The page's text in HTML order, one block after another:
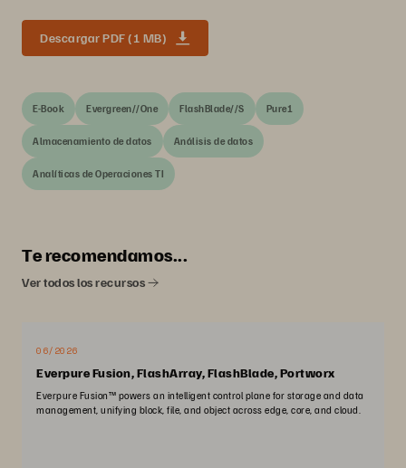
Descargar PDF (1 MB)
E-Book Evergreen//One FlashBlade//S Pure1
Almacenamiento de datos Análisis de datos
Analíticas de Operaciones TI
Te recomendamos...
Ver todos los recursos
06/2026
Everpure Fusion, FlashArray, FlashBlade, Portworx
Everpure Fusion™ powers an intelligent control plane for storage and data
management, unifying block, file, and object across edge, core, and cloud.